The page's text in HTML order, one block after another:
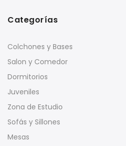
Categorías
Colchones y Bases
Salon y Comedor
Dormitorios
Juveniles
Zona de Estudio
Sofás y Sillones
Mesas